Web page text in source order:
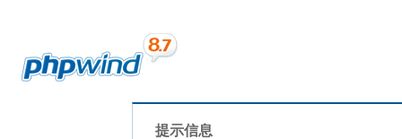
提示信息